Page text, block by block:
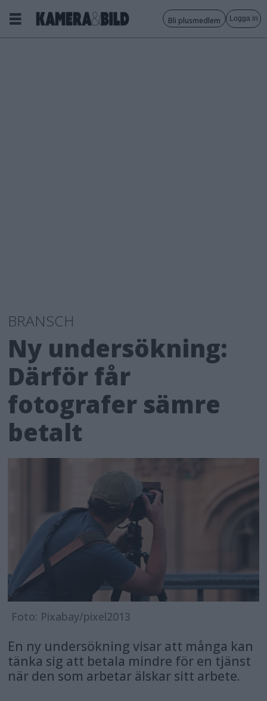
Bli plusmedlem Logga in
BRANSCH
Ny undersökning:
Därför får
fotografer sämre
betalt
Foto: Pixabay/pixel2013
En ny undersökning visar att många kan
tänka sig att betala mindre för en tjänst
när den som arbetar älskar sitt arbete.